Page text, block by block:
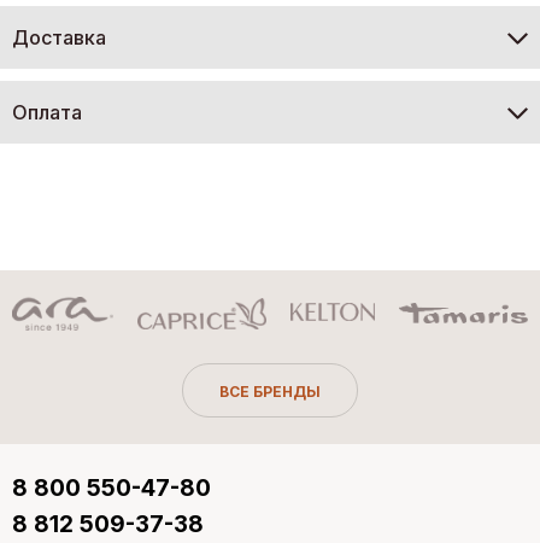
Доставка
Оплата
ВСЕ БРЕНДЫ
8 800 550-47-80
8 812 509-37-38